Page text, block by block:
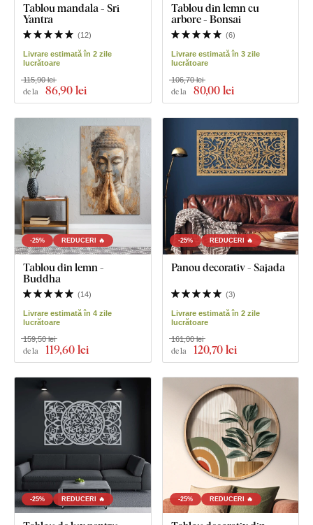
Tablou mandala - Sri
Yantra
(12)
Livrare estimată în 2 zile
lucrătoare
de la 86,90 lei
115,90 lei
Tablou din lemn cu
arbore - Bonsai
(6)
Livrare estimată în 3 zile
lucrătoare
de la 80,00 lei
106,70 lei
-25% REDUCERI 🔥
Tablou din lemn -
Buddha
(14)
Livrare estimată în 4 zile
lucrătoare
de la 119,60 lei
159,50 lei
-25% REDUCERI 🔥
Panou decorativ - Sajada
(3)
Livrare estimată în 2 zile
lucrătoare
de la 120,70 lei
161,00 lei
-25% REDUCERI 🔥 -25% REDUCERI 🔥